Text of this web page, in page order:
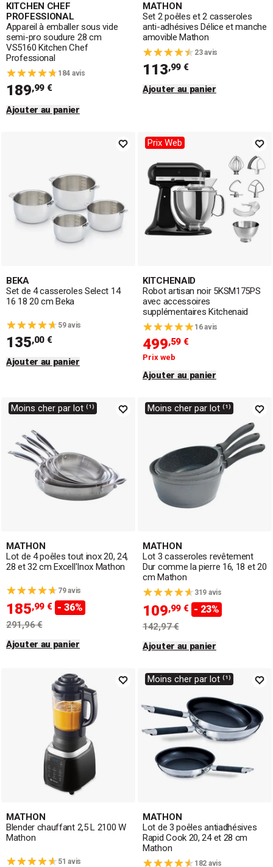
KITCHEN CHEF
PROFESSIONAL
Appareil à emballer sous vide
semi-pro soudure 28 cm
VS5160 Kitchen Chef
Professional
184 avis
189,99 €
Ajouter au panier
MATHON
Set 2 poêles et 2 casseroles
anti-adhésives Délice et manche
amovible Mathon
23 avis
113,99 €
Ajouter au panier
BEKA
Set de 4 casseroles Select 14
16 18 20 cm Beka
59 avis
135,00 €
Ajouter au panier
Prix Web
KITCHENAID
Robot artisan noir 5KSM175PS
avec accessoires
supplémentaires Kitchenaid
16 avis
499,59 €
Prix web
Ajouter au panier
Moins cher par lot ⁽¹⁾
MATHON
Lot de 4 poêles tout inox 20, 24,
28 et 32 cm Excell'Inox Mathon
79 avis
185,99 € - 36%
291,96 €
Ajouter au panier
Moins cher par lot ⁽¹⁾
MATHON
Lot 3 casseroles revêtement
Dur comme la pierre 16, 18 et 20
cm Mathon
319 avis
109,99 € - 23%
142,97 €
Ajouter au panier
MATHON
Blender chauffant 2,5 L 2100 W
Mathon
51 avis
Moins cher par lot ⁽¹⁾
MATHON
Lot de 3 poêles antiadhésives
Rapid Cook 20, 24 et 28 cm
Mathon
182 avis